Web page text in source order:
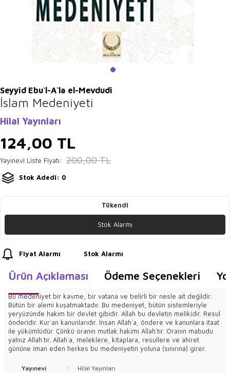
Seyyid Ebu`l-A`la el-Mevdudi
İslam Medeniyeti
Hilal Yayınları
124,00 TL
Yayınevi Liste Fiyatı: 200,00TL
Stok Adedi: 0
Tükendi
Stok Alarmı
Fiyat Alarmı Stok Alarmı
Ürün Açıklaması Ödeme Seçenekleri
Bu medeniyet bir kavme, bir vatana ve belirli bir nesle ait değildir.
Bütün bir alemi kuşatmaktadır. Bu medeniyet, bütün sistemleriyle
yeryüzünde hakim bir devlet gibidir. Allah bu devletin melikidir. Resul
önderidir. Kur`an kanunlarıdır. İnsan Allah`a, öndere ve kanunlara itaat
ile yükümlüdür. Çünkü oranın mutlak hakimi Allah`tır. Oranın mabudu
yalnız Allah`tır. Allah`a, meleklere, kitaplara, resullere ve ahiret
gününe iman eden herkes bu medeniyetin yoluna (sınırına) girer.
Yayınevi : Hilal Yayınları